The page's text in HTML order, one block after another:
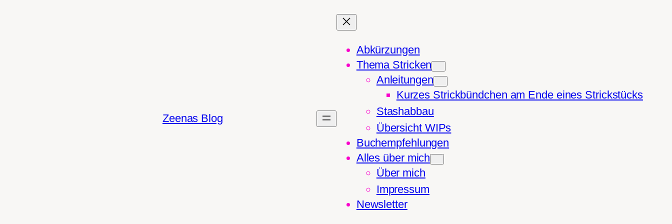
Zeenas Blog
Abkürzungen
Thema Stricken
Anleitungen
Kurzes Strickbündchen am Ende eines Strickstücks
Stashabbau
Übersicht WIPs
Buchempfehlungen
Alles über mich
Über mich
Impressum
Newsletter